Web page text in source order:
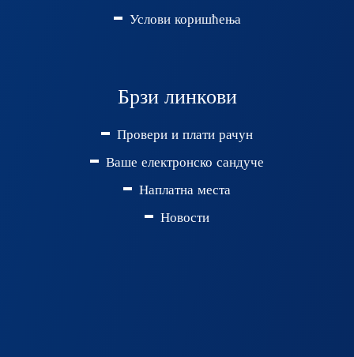
Услови коришћења
Брзи линкови
Провери и плати рачун
Ваше електронско сандуче
Наплатна места
Новости